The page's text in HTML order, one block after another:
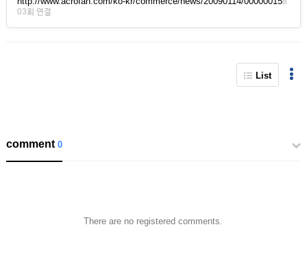
03회 연결
List
comment0
There are no registered comments.